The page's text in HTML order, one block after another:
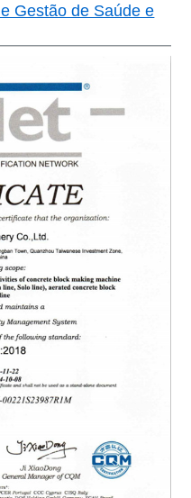
Gestão de Saúde e